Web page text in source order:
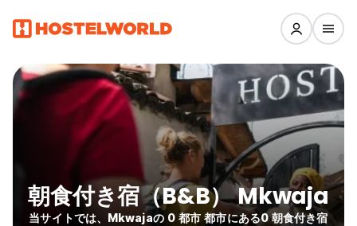
朝食付き宿（B&B） Mkwaja
当サイトでは、Mkwajaの 0 都市 都市にある0 朝食付き宿